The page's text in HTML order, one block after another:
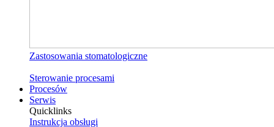
Zastosowania stomatologiczne
Sterowanie procesami
Procesów
Serwis
Quicklinks
Instrukcja obsługi